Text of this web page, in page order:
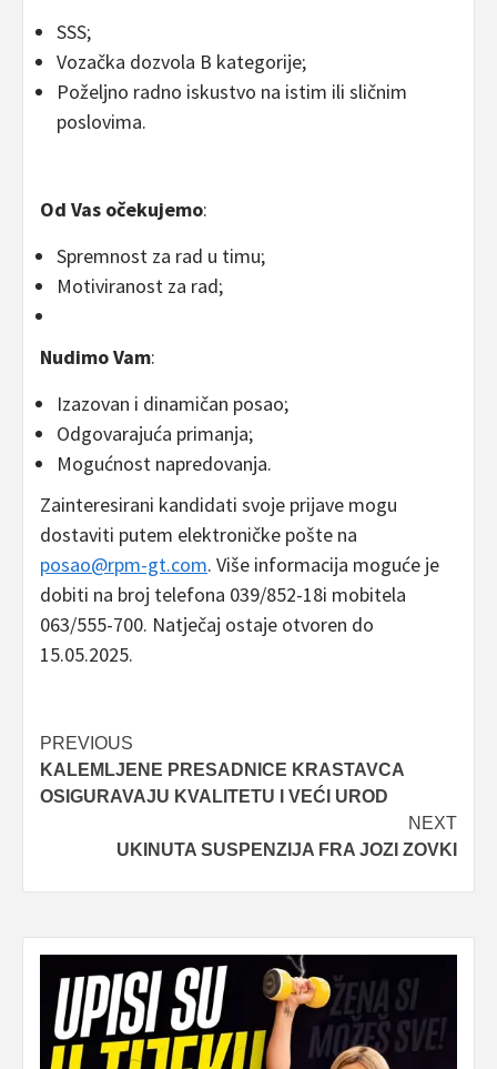
SSS;
Vozačka dozvola B kategorije;
Poželjno radno iskustvo na istim ili sličnim
poslovima.
Od Vas očekujemo:
Spremnost za rad u timu;
Motiviranost za rad;
Nudimo Vam:
Izazovan i dinamičan posao;
Odgovarajuća primanja;
Mogućnost napredovanja.
Zainteresirani kandidati svoje prijave mogu
dostaviti putem elektroničke pošte na
posao@rpm-gt.com. Više informacija moguće je
dobiti na broj telefona 039/852-18i mobitela
063/555-700. Natječaj ostaje otvoren do
15.05.2025.
Post
navigation
PREVIOUS
KALEMLJENE PRESADNICE KRASTAVCA
OSIGURAVAJU KVALITETU I VEĆI UROD
NEXT
UKINUTA SUSPENZIJA FRA JOZI ZOVKI